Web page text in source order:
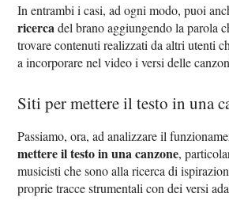
In entrambi i casi, ad ogni modo, puoi
ricercadel brano aggiungendo la parola
trovare contenuti realizzati da altri utenti
a incorporare nel video i versi delle
Siti per mettere il testo in una
Passiamo, ora, ad analizzare il
mettere il testo in una canzone,
musicisti che sono alla ricerca di
proprie tracce strumentali con dei versi